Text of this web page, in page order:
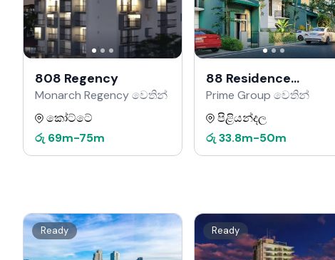
808 Regency
Monarch Regency වෙතින්
කෝට්ටේ
රු 69m-75m
88 Residence
Kahathuduwa
Prime Group වෙතින්
පිළියන්දල
රු 33.8m-50m
Ready Ready